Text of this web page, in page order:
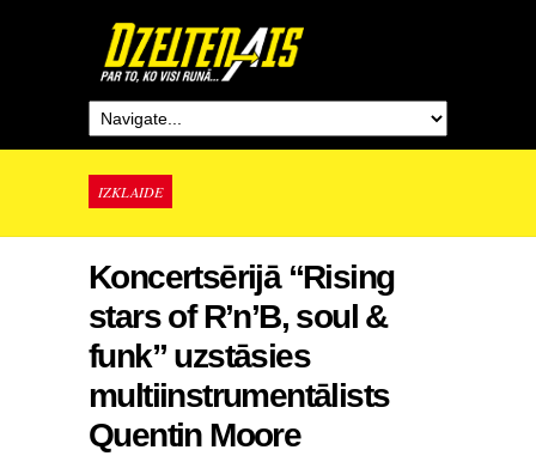
IZKLAIDE
Koncertsērijā “Rising
stars of R’n’B, soul &
funk” uzstāsies
multiinstrumentālists
Quentin Moore